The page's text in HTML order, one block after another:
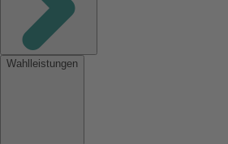
Wahlleistungen